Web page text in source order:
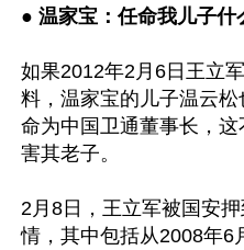
● 温家宝：任命我儿子什
如果2012年2月6日王立
料，温家宝的儿子温云
命为中国卫通董事长，这
害其老子。
2月8日，王立军被国安
情，其中包括从2008年6